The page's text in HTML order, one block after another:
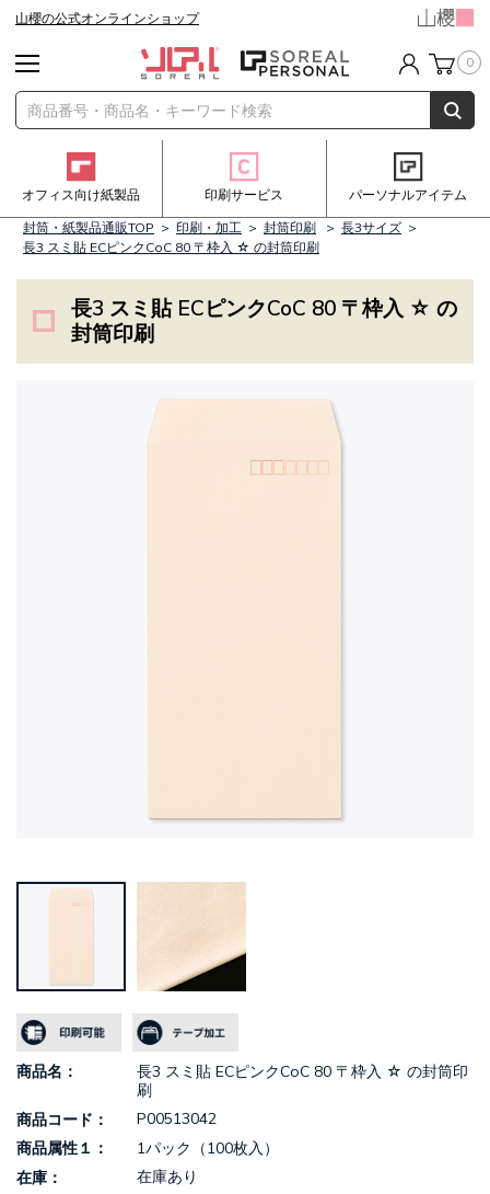
山櫻の公式オンラインショップ
0
オフィス向け紙製品 印刷サービス
パーソナルアイテム
封筒・紙製品通販TOP > 印刷・加工 > 封筒印刷 > 長3サイズ >
長3 スミ貼 ECピンクCoC 80 〒枠入 ☆ の封筒印刷
長3 スミ貼 ECピンクCoC 80 〒枠入 ☆ の
封筒印刷
商品名
長3 スミ貼 ECピンクCoC 80 〒枠入 ☆ の封筒印
刷
商品コード
P00513042
商品属性１
1パック（100枚入）
在庫
在庫あり